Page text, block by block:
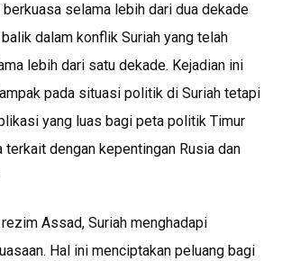
selama lebih dari dua dekade
dalam konflik Suriah yang telah
lebih dari satu dekade. Kejadian ini
pada situasi politik di Suriah tetapi
yang luas bagi peta politik Timur
terkait dengan kepentingan Rusia dan
Assad, Suriah menghadapi
Hal ini menciptakan peluang bagi